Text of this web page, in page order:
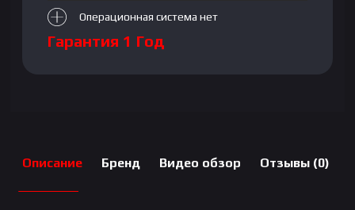
Операционная система нет
Гарантия 1 Год
Описание Бренд Видео обзор Отзывы (0)